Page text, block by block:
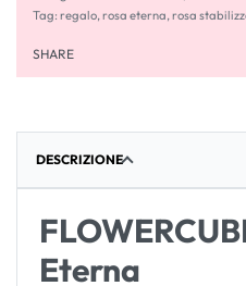
Tag: regalo, rosa eterna, rosa
SHARE
DESCRIZIONE
Eterna